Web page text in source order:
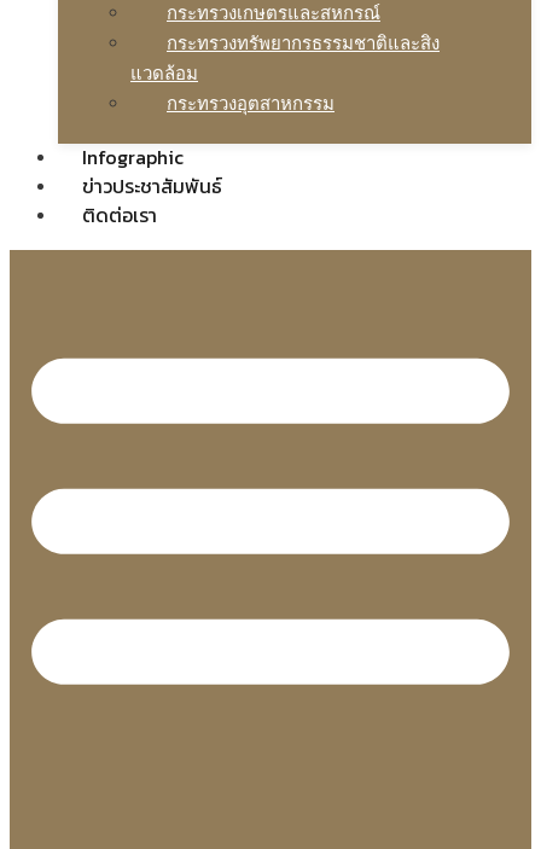
กระทรวงเกษตรและสหกรณ์
กระทรวงทรัพยากรธรรมชาติและสิง
แวดล้อม
กระทรวงอุตสาหกรรม
Infographic
ข่าวประชาสัมพันธ์
ติดต่อเรา